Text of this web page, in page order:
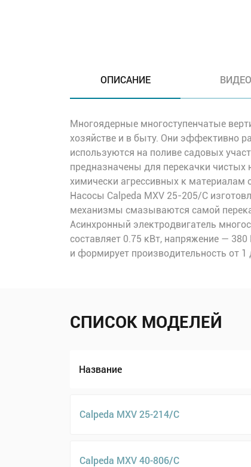
ОПИСАНИЕ ВИДЕО
Многоядерные многоступенчатые
хозяйстве и в быту. Они эффективно
используются на поливе садовых
предназначены для перекачки
химически агрессивных к материалам
Насосы Calpeda MXV 25-205/C
механизмы смазываются самой
Асинхронный электродвигатель
составляет 0.75 кВт, напряжение —
и формирует производительность от 1
СПИСОК МОДЕЛЕЙ
Название
Calpeda MXV 25-214/C
Calpeda MXV 40-806/C